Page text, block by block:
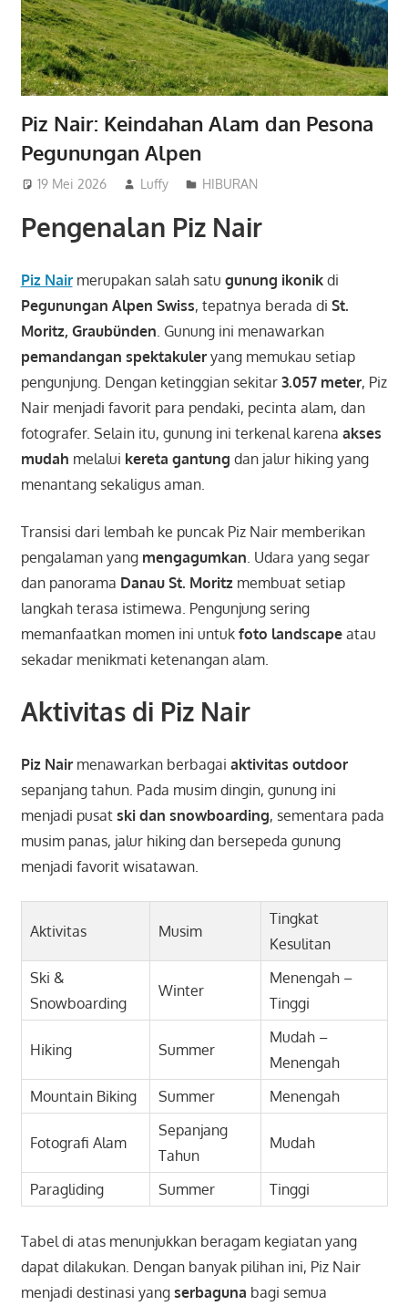
Piz Nair: Keindahan Alam dan Pesona
Pegunungan Alpen
19 Mei 2026 Luffy HIBURAN
Pengenalan Piz Nair
Piz Nairmerupakan salah satu gunung ikonikdi
Pegunungan Alpen Swiss, tepatnya berada di St.
Moritz, Graubünden . Gunung ini menawarkan
pemandangan spektakuleryang memukau setiap
pengunjung. Dengan ketinggian sekitar 3.057 meter, Piz
Nair menjadi favorit para pendaki, pecinta alam, dan
fotografer. Selain itu, gunung ini terkenal karena akses
mudah melalui kereta gantung dan jalur hiking yang
menantang sekaligus aman.
Transisi dari lembah ke puncak Piz Nair memberikan
pengalaman yang mengagumkan . Udara yang segar
dan panorama Danau St. Moritzmembuat setiap
langkah terasa istimewa. Pengunjung sering
memanfaatkan momen ini untuk foto landscapeatau
sekadar menikmati ketenangan alam.
Aktivitas di Piz Nair
Piz Nairmenawarkan berbagai aktivitas outdoor
sepanjang tahun. Pada musim dingin, gunung ini
menjadi pusat ski dan snowboarding, sementara pada
musim panas, jalur hiking dan bersepeda gunung
menjadi favorit wisatawan.
Aktivitas Musim
Tingkat
Kesulitan
Ski &
Snowboarding
Winter
Menengah –
Tinggi
Hiking Summer
Mudah –
Menengah
Mountain Biking
Summer Menengah
Fotografi Alam
Sepanjang
Tahun
Mudah
Paragliding Summer Tinggi
Tabel di atas menunjukkan beragam kegiatan yang
dapat dilakukan. Dengan banyak pilihan ini, Piz Nair
menjadi destinasi yang serbaguna bagi semua